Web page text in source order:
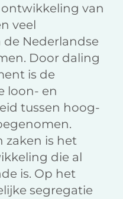
van
veel
Nederlandse
Door daling
is de
loon- en
tussen hoog-
zaken is het
die al
is. Op het
segregatie